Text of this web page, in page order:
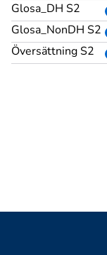
Glosa_DH S2
Glosa_NonDH S2
Översättning S2
DÅ@b
flyttade till Oxie